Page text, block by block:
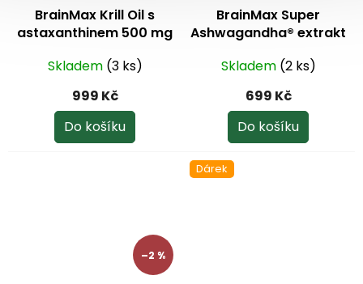
BrainMax Krill Oil s
astaxanthinem 500 mg
Skladem (3 ks)
999 Kč
Do košíku
BrainMax Super
Ashwagandha® extrakt
extrakt 100 kapslí
Skladem (2 ks)
699 Kč
Do košíku
–2 %
Dárek